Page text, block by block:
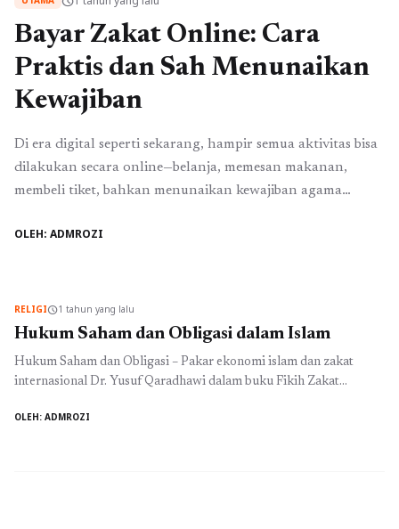
Bayar Zakat Online: Cara
Praktis dan Sah Menunaikan
Kewajiban
Di era digital seperti sekarang, hampir semua aktivitas bisa
dilakukan secara online—belanja, memesan makanan,
membeli tiket, bahkan menunaikan kewajiban agama
Islam semakin praktis dalam menjalankan rukun Islam
muslim yang telah memenuhi syarat, ...
OLEH: ADMROZI
RELIGIschedule1 tahun yang lalu
Hukum Saham dan Obligasi dalam Islam
Hukum Saham dan Obligasi – Pakar ekonomi islam dan zakat
internasional Dr. Yusuf Qaradhawi dalam buku Fikih Zakat
termasuk bentuk harta kekayaan. Ia pun mendefinisikan makna
OLEH: ADMROZI